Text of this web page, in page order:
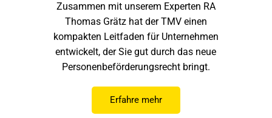
Zusammen mit unserem Experten RA
Thomas Grätz hat der TMV einen
kompakten Leitfaden für Unternehmen
entwickelt, der Sie gut durch das neue
Personenbeförderungsrecht bringt.
Erfahre mehr